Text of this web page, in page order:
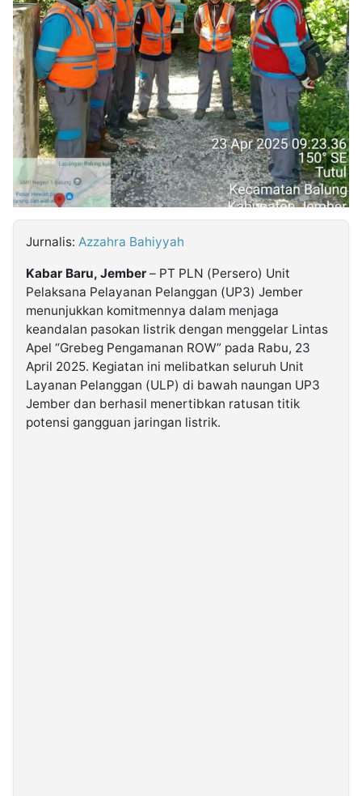
Partner
Insight
NTB
Suara
Time
Lens
IDN
Daily
Jogja
Jalan
Rakyat
Idealita
News
Kita
Notice
Dinamikapost.com
Radar
Baru
Seedbacklink
Follow
Kabarbaru
Kabarbaru.co
2026
Jurnalis: Azzahra Bahiyyah
Kabar Baru, Jember – PT PLN (Persero) Unit
Pelaksana Pelayanan Pelanggan (UP3) Jember
menunjukkan komitmennya dalam menjaga
keandalan pasokan listrik dengan menggelar Lintas
Apel “Grebeg Pengamanan ROW” pada Rabu, 23
April 2025. Kegiatan ini melibatkan seluruh Unit
Layanan Pelanggan (ULP) di bawah naungan UP3
Jember dan berhasil menertibkan ratusan titik
potensi gangguan jaringan listrik.